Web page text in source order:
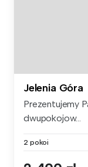
Jelenia Góra
Prezentujemy
dwupokojow...
2 pokoi